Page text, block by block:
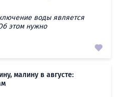
воды является
этом нужно
малину в августе: